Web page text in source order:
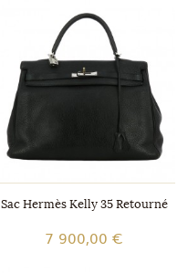
Sac Hermès Kelly 35 Retourné
7 900,00 €